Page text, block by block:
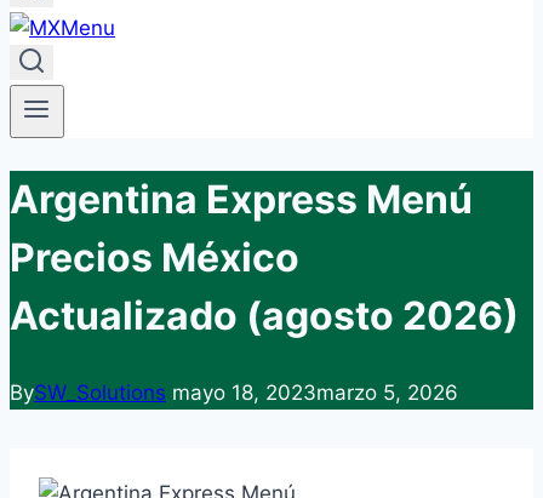
Argentina Express Menú
Precios México
Actualizado (agosto 2026)
BySW_Solutions mayo 18, 2023marzo 5, 2026